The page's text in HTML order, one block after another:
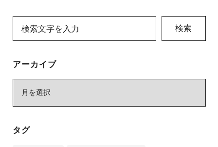
検索
アーカイブ
ブ
タグ